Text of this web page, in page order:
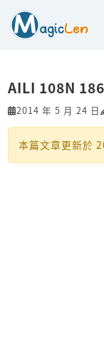
AILI 108N
2014 年 5 月 24 日
本篇文章更新於